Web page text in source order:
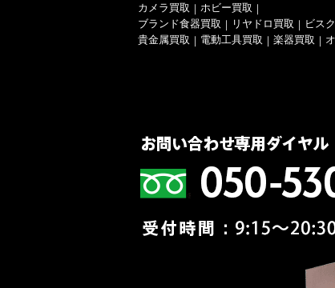
カメラ買取 ｜ ホビー買取 ｜
ブランド食器買取 ｜ リヤドロ買取 ｜ ビス
貴金属買取 ｜ 電動工具買取 ｜ 楽器買取 ｜